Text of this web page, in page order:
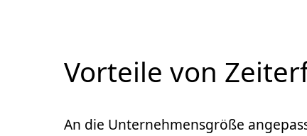
Vorteile von
An die Unternehmensgröße